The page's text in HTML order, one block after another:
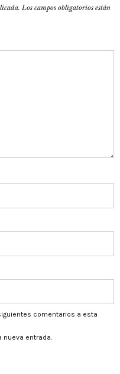
Los campos obligatorios están
comentarios a esta
nueva entrada.